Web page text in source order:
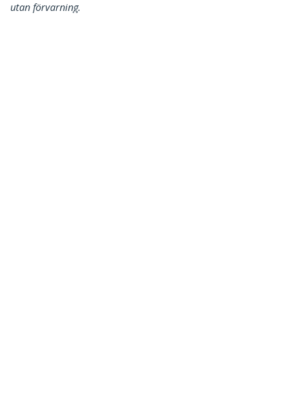
utan förvarning.